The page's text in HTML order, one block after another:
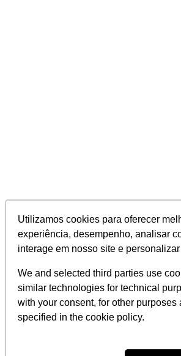
Utilizamos cookies para oferecer
experiência, desempenho, analisar
interage em nosso site e
We and selected third parties use
similar technologies for technical
with your consent, for other purposes
specified in the cookie policy.
uma empresa